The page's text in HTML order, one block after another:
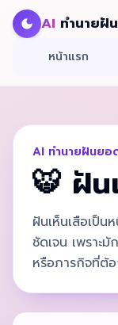
AI ทำนายฝัน
หน้าแรก
AI ทำนายฝันยอ
🐯 ฝัน
ฝันเห็นเสือเป็น
ชัดเจน เพราะ
หรือภารกิจที่ต้อ